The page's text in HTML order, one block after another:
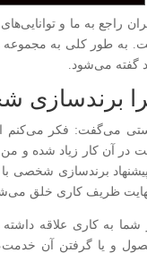
راجع به ما و
به طور کلی به مجموعه
گفته می‌شود.
برندسازی
می‌گفت: فکر می‌کنم
در آن کار زیاد شده و من
برندسازی شخصی
ظریف کاری خلق
شما به کاری علاقه
و یا گرفتن آن خدمت،